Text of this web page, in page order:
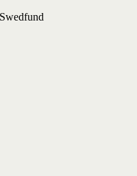
Swedfund